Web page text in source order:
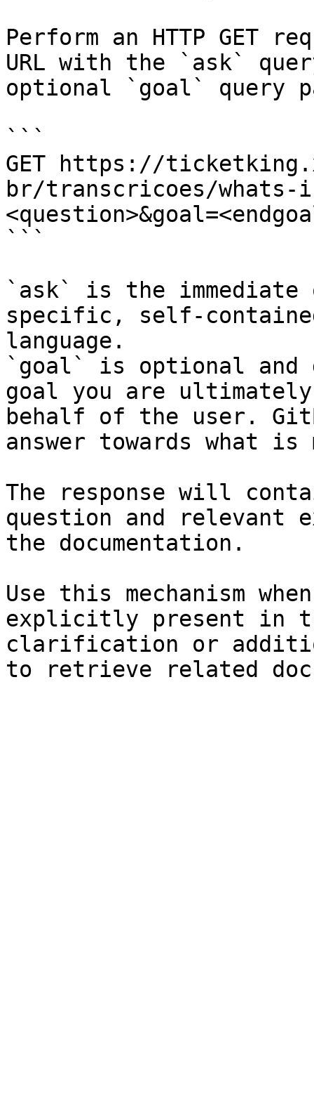
Perform an HTTP GET
URL with the `ask`
optional `goal` query
```
GET https://
br/transcricoes/whats-
```
`ask` is the
specific, self-
language.
`goal` is optional and
goal you are
behalf of the user.
answer towards what
The response will
question and relevant
the documentation.
Use this mechanism
explicitly present in
clarification or